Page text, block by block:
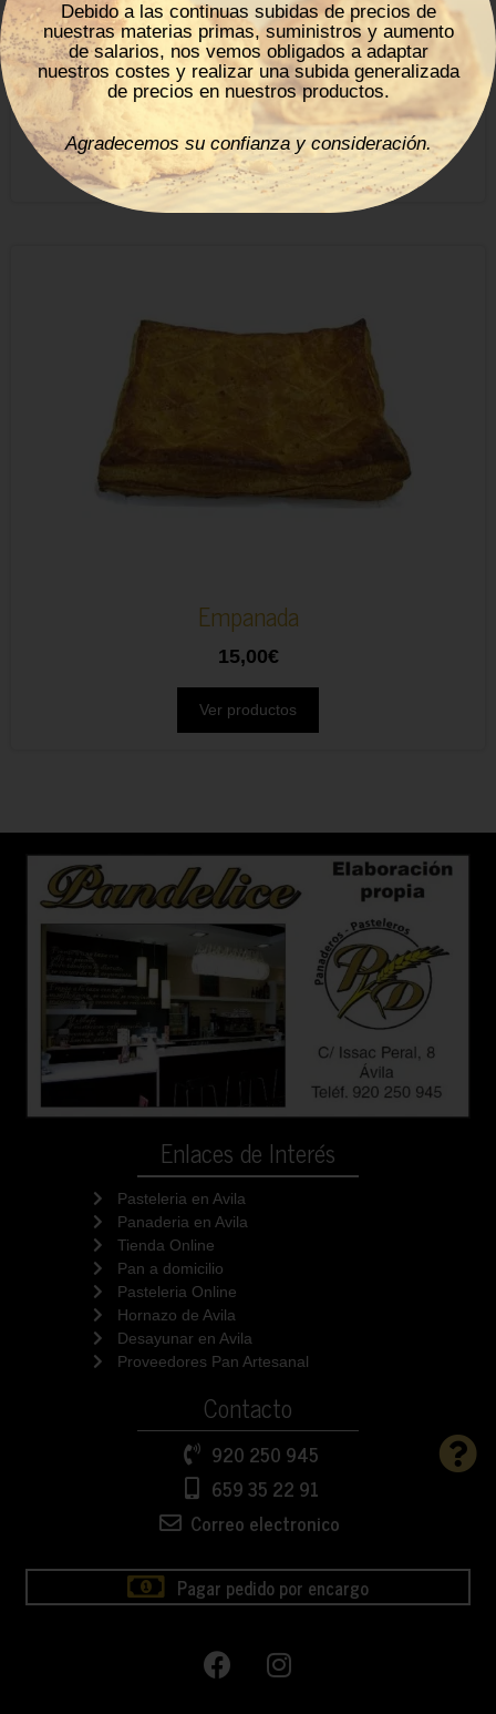
Hornazo de Avila
24,00
Ver productos
Empanada
15,00€
Ver productos
Enlaces de Interés
Pasteleria en Avila
Panaderia en Avila
Tienda Online
Pan a domicilio
Pasteleria Online
Hornazo de Avila
Desayunar en Avila
Proveedores Pan Artesanal
Contacto
920 250 945
659 35 22 91
Correo electronico
Pagar pedido por encargo
Debido a las continuas subidas de precios de
nuestras materias primas, suministros y aumento
de salarios, nos vemos obligados a adaptar
nuestros costes y realizar una subida generalizada
de precios en nuestros productos.
Agradecemos su confianza y consideración.